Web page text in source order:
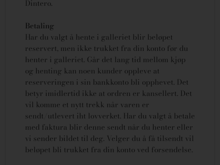
Dintero.
Betaling
Har du valgt å hente i galleriet blir beløpet
reservert, men ikke trukket fra din konto før du
henter i galleriet. Går det lang tid mellom kjøp
og henting kan noen kunder oppleve at
reserveringen i sin bankkonto bli opphevet. Det
betyr imidlertid ikke at ordren er kansellert. Det
vil komme et nytt trekk når varen er
sendt/utlevert iht lovverket. Har du valgt å betale
med faktura blir denne sendt når du henter eller
vi sender bildet til deg. Velger du å få tilsendt vil
beløpet bli trukket fra din konto ved forsendelse.